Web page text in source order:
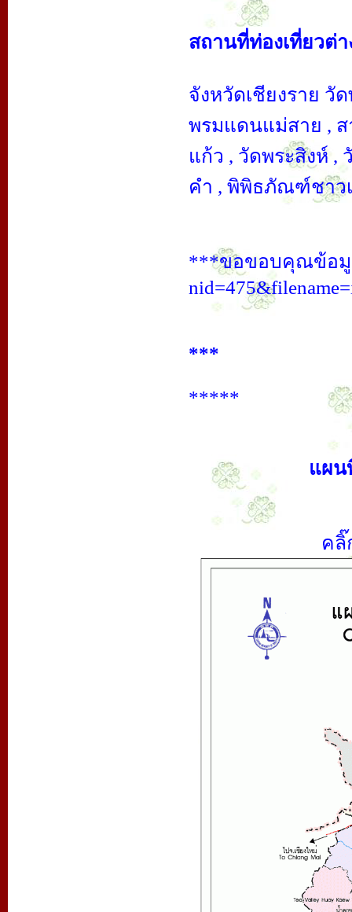
สถานที่ท่องเที่ยวต่า
จังหวัดเชียงราย วั
พรมแดนแม่สาย , ส
แก้ว , วัดพระสิงห์
คำ , พิพิธภัณฑ์ชาว
***ขอขอบคุณข้อมูล
***
*****
แผน
คลิ๊